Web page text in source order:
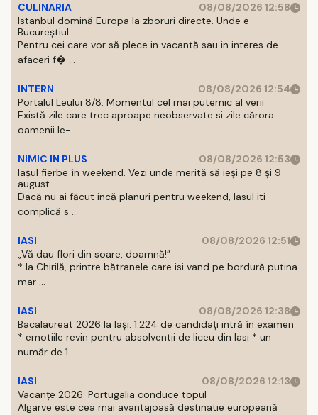
CULINARIA
08/08/2026 12:58
Istanbul domină Europa la zboruri directe. Unde e
Bucureștiul
Pentru cei care vor să plece in vacantă sau in interes de
afaceri f� ...
INTERN
08/08/2026 12:54
Portalul Leului 8/8. Momentul cel mai puternic al verii
Există zile care trec aproape neobservate si zile cărora
oamenii le- ...
NIMIC IN PLUS
08/08/2026 12:53
Iașul fierbe în weekend. Vezi unde merită să ieși pe 8 și 9
august
Dacă nu ai făcut incă planuri pentru weekend, Iasul iti
complică s ...
IASI
08/08/2026 12:51
„Vă dau flori din soare, doamnă!”
* la Chirilă, printre bătranele care isi vand pe bordură putina
mar ...
IASI
08/08/2026 12:38
Bacalaureat 2026 la Iași: 1.224 de candidați intră în examen
* emotiile revin pentru absolventii de liceu din Iasi * un
număr de 1 ...
IASI
08/08/2026 12:13
Vacanțe 2026: Portugalia conduce topul
Algarve este cea mai avantajoasă destinatie europeană